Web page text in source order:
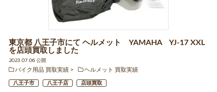
東京都 八王子市にて ヘルメット YAMAHA YJ-17 XXL
を店頭買取しました
2023.07.06 公開
バイク用品 買取実績
ヘルメット 買取実績
八王子市 八王子店 店頭買取